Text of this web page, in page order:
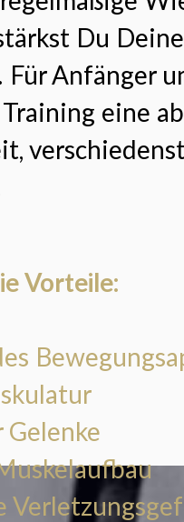
Du
Für Anfänger
eine
Vorteile:
Gelenke